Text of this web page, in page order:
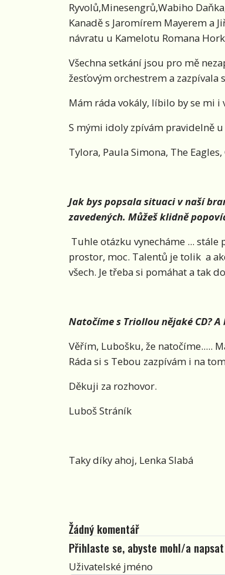
Ryvolů,Minesengrů,Wabiho
Kanadě s Jaromírem Mayerem a
návratu u Kamelotu Romana
Všechna setkání jsou pro mě
žesťovým orchestrem a
Mám ráda vokály, líbilo by se mi i
S mými idoly zpívám pravidelně u
Tylora, Paula Simona, The
Jak bys popsala situaci v naší
zavedených. Můžeš klidně
Tuhle otázku vynecháme ...
prostor, moc. Talentů je tolik a
všech. Je třeba si pomáhat a tak
Natočíme s Triollou nějaké CD?
Věřím, Lubošku, že natočíme.....
Ráda si s Tebou zazpívám i na
Děkuji za rozhovor.
Luboš Stráník
Taky díky ahoj, Lenka Slabá
Žádný komentář
Přihlaste se, abyste mohl/a
Uživatelské jméno